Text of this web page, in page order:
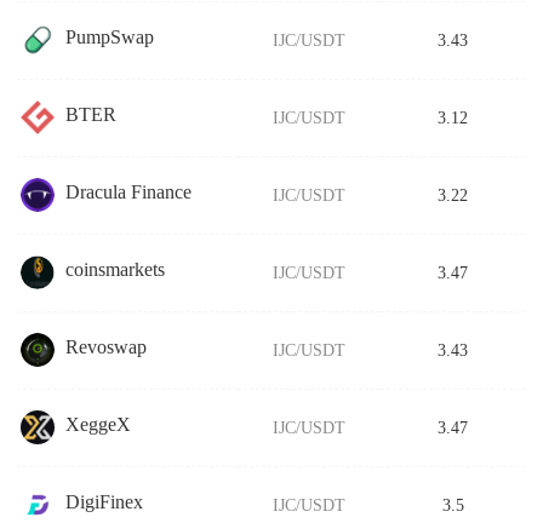
PumpSwap IJC/USDT 3.43
BTER IJC/USDT 3.12
Dracula Finance IJC/USDT 3.22
coinsmarkets IJC/USDT 3.47
Revoswap IJC/USDT 3.43
XeggeX IJC/USDT 3.47
DigiFinex IJC/USDT 3.5